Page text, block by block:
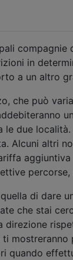
in
a un altro
che può
le due
Alcuni altri
di dare
che stai
direzione
quando